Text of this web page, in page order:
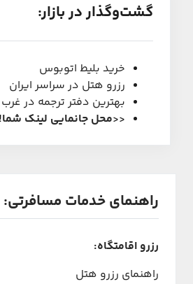
گشت‌و‌گذار در بازار:
خرید بلیط اتوبوس
رزرو هتل در سراسر ایران
بهترین دفتر ترجمه در غرب
<<محل جانمایی لینک شما!
راهنمای خدمات مسافرتی:
رزرو اقامتگاه:
راهنمای رزرو هتل